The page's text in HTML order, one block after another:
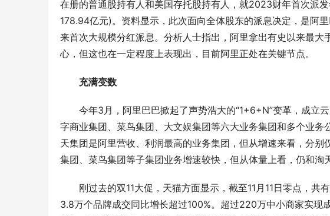
在册的普通股持有人和美国存托股持有人，就2023财年首次派
178.94亿元)。资料显示，此次面向全体股东的派息决定，是阿
来首次大规模分红派息。分析人士指出，阿里拿出有史以来最
心，但这也在一定程度上表现出，目前阿里正处在关键节点。
充满变数
今年3月，阿里巴巴掀起了声势浩大的“1+6+N”变革，成立
字商业集团、菜鸟集团、大文娱集团等六大业务集团和多个业
天集团是阿里营收、利润最高的业务集团，但从增速来看，分
集团、菜鸟集团等子集团业务增速较快，但从体量上看，仍和淘
刚过去的双11大促，天猫方面显示，截至11月11日零点，共
3.8万个品牌成交同比增长超过100%。超过220万中小商家实现